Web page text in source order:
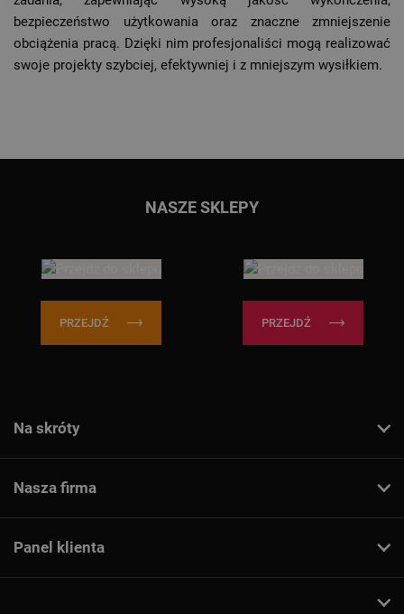
bezpieczeństwo użytkowania oraz znaczne zmniejszenie
obciążenia pracą. Dzięki nim profesjonaliści mogą realizować
swoje projekty szybciej, efektywniej i z mniejszym wysiłkiem.
NASZE SKLEPY
PRZEJDŹ PRZEJDŹ
Na skróty
Nasza firma
Panel klienta